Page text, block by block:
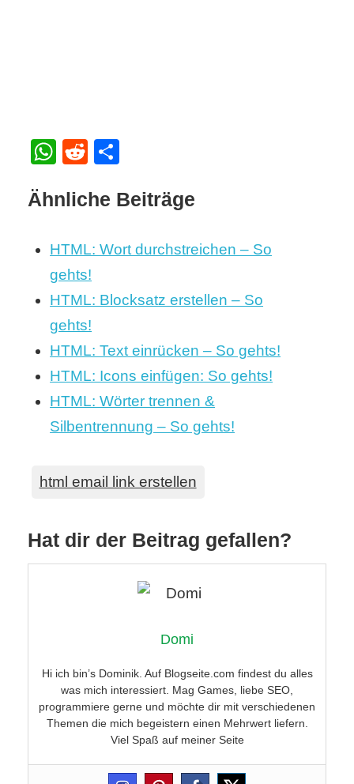
WhatsApp
Reddit
Ähnliche Beiträge
HTML: Wort durchstreichen – So
gehts!
HTML: Blocksatz erstellen – So
gehts!
HTML: Text einrücken – So gehts!
HTML: Icons einfügen: So gehts!
HTML: Wörter trennen &
Silbentrennung – So gehts!
html email link erstellen
Hat dir der Beitrag gefallen?
Domi
Hi ich bin’s Dominik. Auf Blogseite.com findest du alles
was mich interessiert. Mag Games, liebe SEO,
programmiere gerne und möchte dir mit verschiedenen
Themen die mich begeistern einen Mehrwert liefern.
Viel Spaß auf meiner Seite